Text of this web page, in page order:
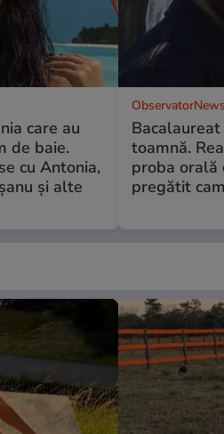
care au
de baie.
cu Antonia,
și alte
toamnă.
proba orală
pregătit